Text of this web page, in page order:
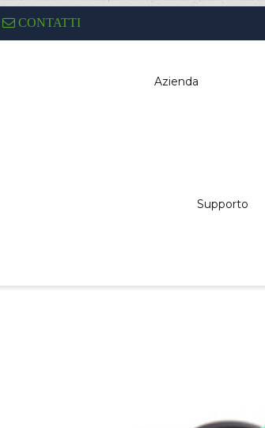
CONTATTI
Azienda
Supporto
nei settori: distributori